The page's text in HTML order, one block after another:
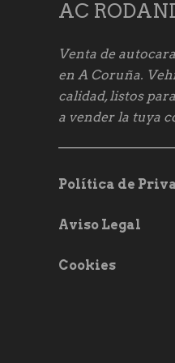
AC
Venta de
en A Coruña.
calidad, listos
a vender la tuya
Política de
Aviso Legal
Cookies